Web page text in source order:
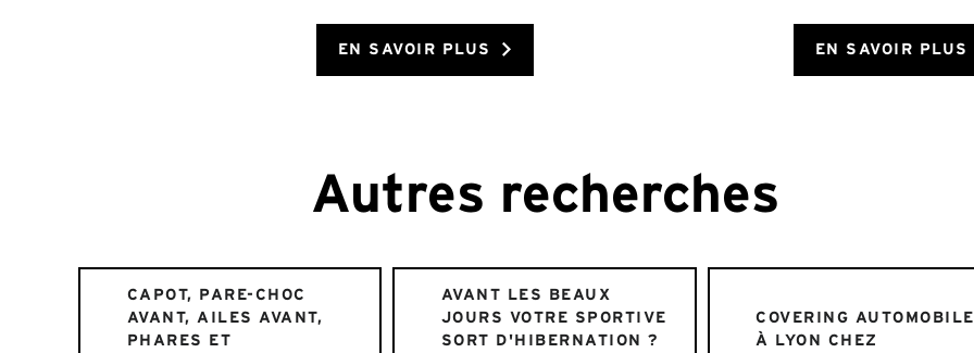
EN SAVOIR PLUS EN SAVOIR PLUS
Autres recherches
CAPOT, PARE-CHOC
AVANT, AILES AVANT,
PHARES ET
AVANT LES BEAUX
JOURS VOTRE SPORTIVE
SORT D'HIBERNATION ?
COVERING AUTOMOBILE
À LYON CHEZ